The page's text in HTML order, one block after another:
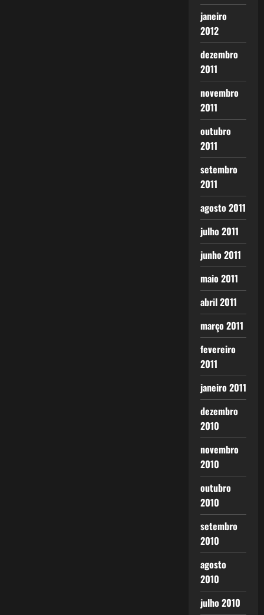
janeiro
2012
dezembro
2011
novembro
2011
outubro
2011
setembro
2011
agosto 2011
julho 2011
junho 2011
maio 2011
abril 2011
março 2011
fevereiro
2011
janeiro 2011
dezembro
2010
novembro
2010
outubro
2010
setembro
2010
agosto
2010
julho 2010